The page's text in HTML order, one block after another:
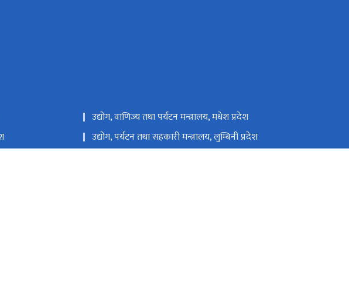
उद्योग, वाणिज्य तथा पर्यटन मन्त्रालय, मधेश प्रदेश
उद्योग, पर्यटन तथा सहकारी मन्त्रालय, लुम्बिनी प्रदेश